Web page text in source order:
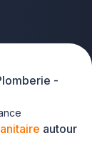
autour
-